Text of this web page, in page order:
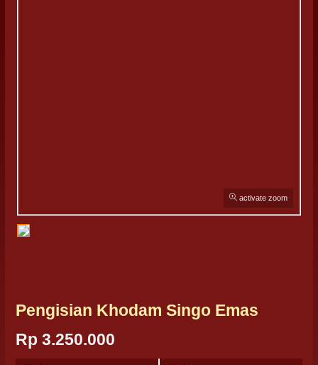
activate zoom
Pengisian Khodam Singo Emas
Rp 3.250.000